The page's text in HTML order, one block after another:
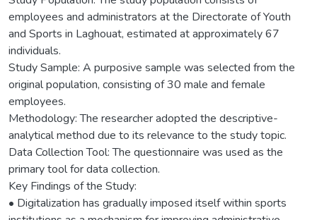
employees and administrators at the Directorate of Youth
and Sports in Laghouat, estimated at approximately 67
individuals.
Study Sample: A purposive sample was selected from the
original population, consisting of 30 male and female
employees.
Methodology: The researcher adopted the descriptive-
analytical method due to its relevance to the study topic.
Data Collection Tool: The questionnaire was used as the
primary tool for data collection.
Key Findings of the Study:
• Digitalization has gradually imposed itself within sports